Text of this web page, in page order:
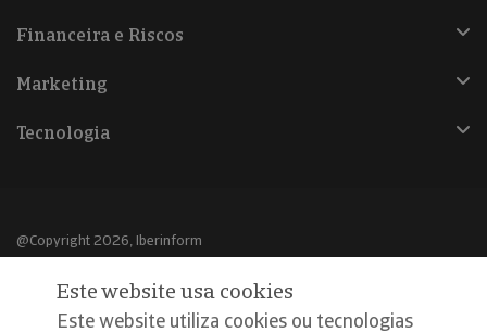
Financeira e Riscos
Marketing
Tecnologia
@Copyright 2026, Iberinform
Aviso legalEste website usa cookies
Este website utiliza cookies ou tecnologias